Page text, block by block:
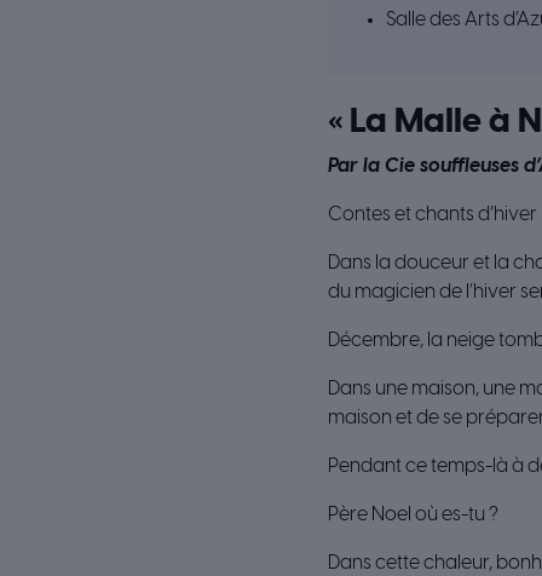
Salle des Arts
« La Malle à
Par la Cie souffleuses
Contes et chants
Dans la douceur et la
du magicien de l’hiver
Décembre, la neige
Dans une maison, une
maison et de se
Pendant ce temps-là à
Père Noel où es-tu ?
Dans cette chaleur,